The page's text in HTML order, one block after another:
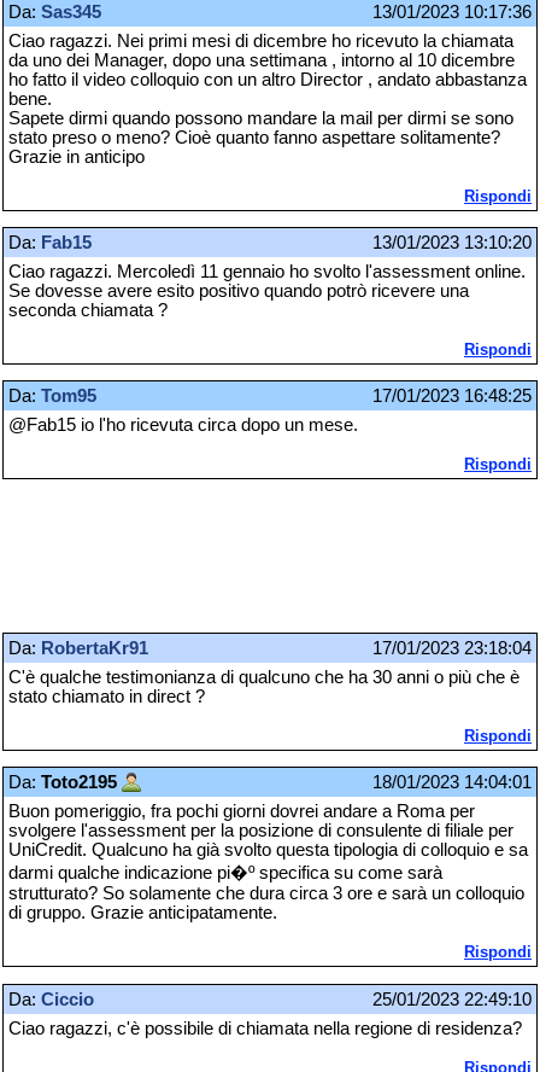
Da: Sas345
13/01/2023 10:17:36
Ciao ragazzi. Nei primi mesi di dicembre ho ricevuto la chiamata
da uno dei Manager, dopo una settimana , intorno al 10 dicembre
ho fatto il video colloquio con un altro Director , andato abbastanza
bene.
Sapete dirmi quando possono mandare la mail per dirmi se sono
stato preso o meno? Cioè quanto fanno aspettare solitamente?
Grazie in anticipo
Rispondi
Da: Fab15
13/01/2023 13:10:20
Ciao ragazzi. Mercoledì 11 gennaio ho svolto l'assessment online.
Se dovesse avere esito positivo quando potrò ricevere una
seconda chiamata ?
Rispondi
Da: Tom95
17/01/2023 16:48:25
@Fab15 io l'ho ricevuta circa dopo un mese.
Rispondi
Da: RobertaKr91
17/01/2023 23:18:04
C'è qualche testimonianza di qualcuno che ha 30 anni o più che è
stato chiamato in direct ?
Rispondi
Da: Toto2195
18/01/2023 14:04:01
Buon pomeriggio, fra pochi giorni dovrei andare a Roma per
svolgere l'assessment per la posizione di consulente di filiale per
UniCredit. Qualcuno ha già svolto questa tipologia di colloquio e sa
darmi qualche indicazione pi�º specifica su come sarà
strutturato? So solamente che dura circa 3 ore e sarà un colloquio
di gruppo. Grazie anticipatamente.
Rispondi
Da: Ciccio
25/01/2023 22:49:10
Ciao ragazzi, c'è possibile di chiamata nella regione di residenza?
Rispondi